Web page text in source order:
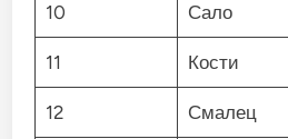
10 Сало
11 Кости
12 Смалец